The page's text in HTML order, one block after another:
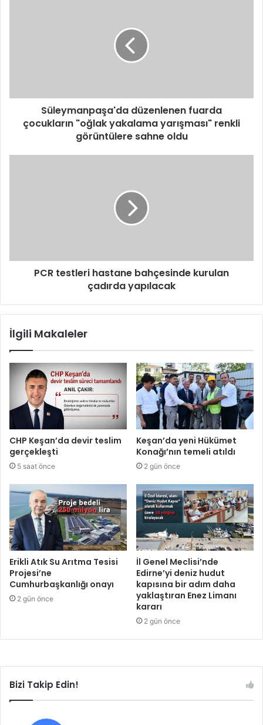
Süleymanpaşa'da düzenlenen fuarda
çocukların "oğlak yakalama yarışması" renkli
görüntülere sahne oldu
PCR testleri hastane bahçesinde kurulan
çadırda yapılacak
İlgili Makaleler
CHP Keşan’da devir teslim
gerçekleşti
5 saat önce
Keşan’da yeni Hükümet
Konağı’nın temeli atıldı
2 gün önce
Erikli Atık Su Arıtma Tesisi
Projesi’ne
Cumhurbaşkanlığı onayı
2 gün önce
İl Genel Meclisi’nde
Edirne’yi deniz hudut
kapısına bir adım daha
yaklaştıran Enez Limanı
kararı
2 gün önce
Bizi Takip Edin!